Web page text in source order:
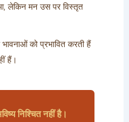
लेकिन मन उस पर विस्तृत
को प्रभावित करती हैं
हैं।
निश्चित नहीं है।